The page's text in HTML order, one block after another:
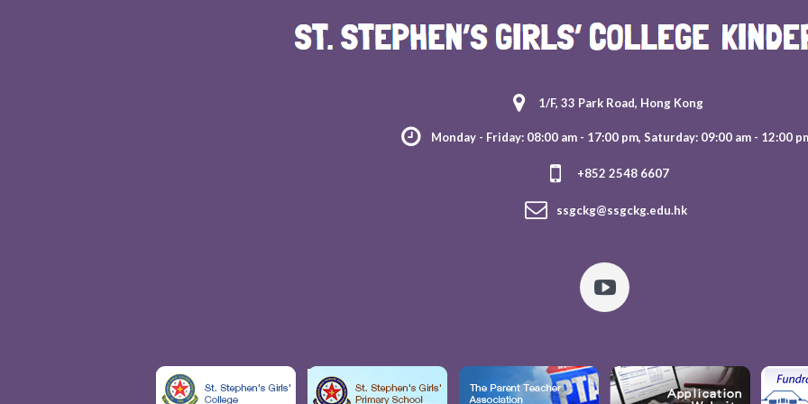
1/F, 33 Park Road, Hong Kong
Monday - Friday: 08:00 am - 17:00 pm, Saturday: 09:00 am - 12:00
+852 2548 6607
ssgckg@ssgckg.edu.hk